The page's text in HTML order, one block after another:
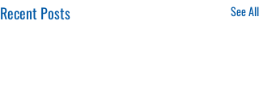
Recent Posts See All